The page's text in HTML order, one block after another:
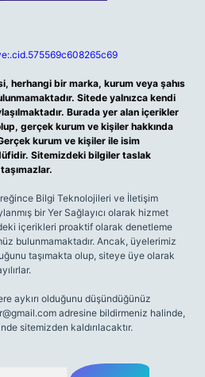
herhangi bir marka, kurum veya şahıs
Sitede yalnızca kendi
Burada yer alan içerikler
gerçek kurum ve kişiler hakkında
kurum ve kişiler ile isim
Sitemizdeki bilgiler taslak
Bilgi Teknolojileri ve İletişim
bir Yer Sağlayıcı olarak hizmet
içerikleri proaktif olarak denetleme
bulunmamaktadır. Ancak, üyelerimiz
taşımakta olup, siteye üye olarak
aykırı olduğunu düşündüğünüz
adresine bildirmeniz halinde,
sitemizden kaldırılacaktır.